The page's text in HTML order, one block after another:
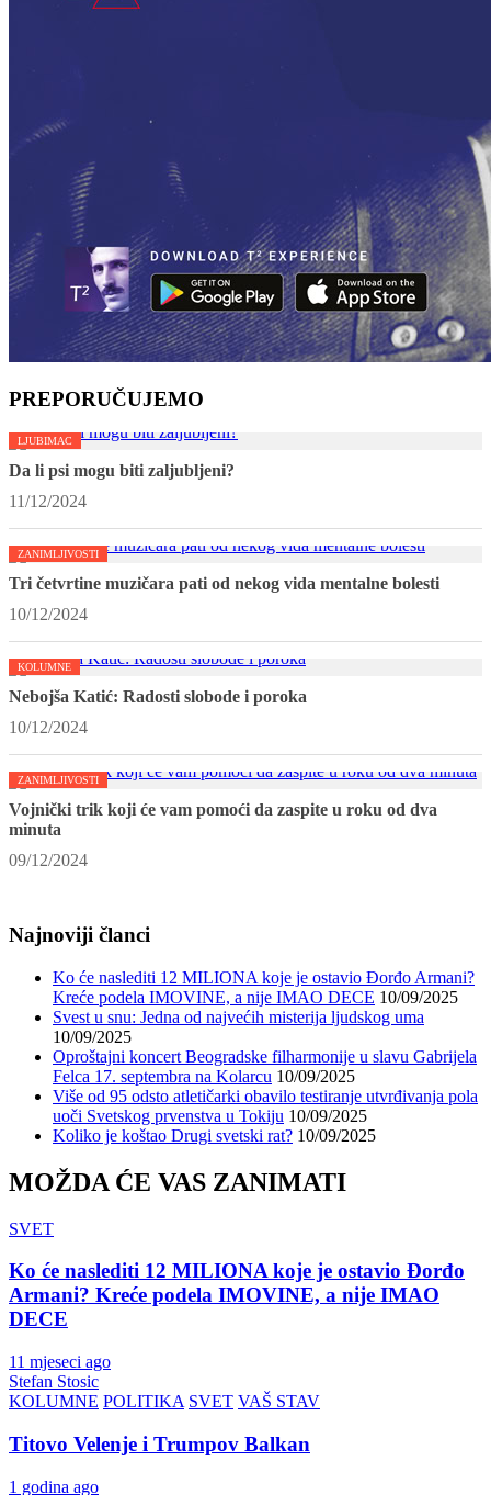
PREPORUČUJEMO
LJUBIMAC
Da li psi mogu biti zaljubljeni?
11/12/2024
ZANIMLJIVOSTI
Tri četvrtine muzičara pati od nekog vida mentalne bolesti
10/12/2024
KOLUMNE
Nebojša Katić: Radosti slobode i poroka
10/12/2024
ZANIMLJIVOSTI
Vojnički trik koji će vam pomoći da zaspite u roku od dva
minuta
09/12/2024
Najnoviji članci
Ko će naslediti 12 MILIONA koje je ostavio Đorđo Armani?
Kreće podela IMOVINE, a nije IMAO DECE 10/09/2025
Svest u snu: Jedna od najvećih misterija ljudskog uma
10/09/2025
Oproštajni koncert Beogradske filharmonije u slavu Gabrijela
Felca 17. septembra na Kolarcu 10/09/2025
Više od 95 odsto atletičarki obavilo testiranje utvrđivanja pola
uoči Svetskog prvenstva u Tokiju 10/09/2025
Koliko je koštao Drugi svetski rat? 10/09/2025
MOŽDA ĆE VAS ZANIMATI
SVET
Ko će naslediti 12 MILIONA koje je ostavio Đorđo
Armani? Kreće podela IMOVINE, a nije IMAO
DECE
11 mjeseci ago
Stefan Stosic
KOLUMNE POLITIKA SVET VAŠ STAV
Titovo Velenje i Trumpov Balkan
1 godina ago